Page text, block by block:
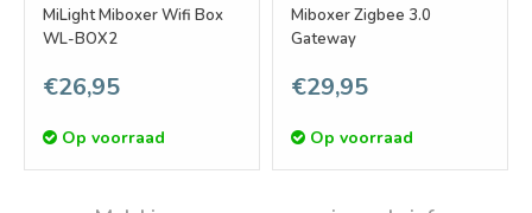
MiLight Miboxer Wifi Box
WL-BOX2
€26,95
Op voorraad
Miboxer Zigbee 3.0
Gateway
€29,95
Op voorraad